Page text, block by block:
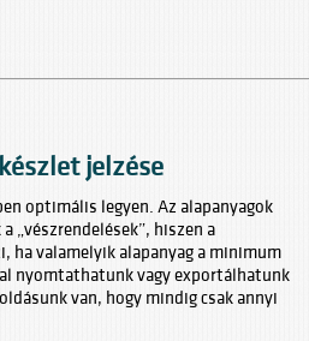
jelzése
optimális legyen. Az alapanyagok
„vészrendelések”, hiszen a
valamelyik alapanyag a minimum
nyomtathatunk vagy exportálhatunk
van, hogy mindig csak annyi